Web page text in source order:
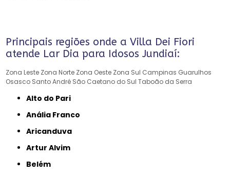
Principais regiões onde a Villa Dei Fiori
atende Lar Dia para Idosos Jundiaí:
Zona Leste Zona Norte Zona Oeste Zona Sul Campinas Guarulhos
Osasco Santo André São Caetano do Sul Taboão da Serra
Alto do Pari
Anália Franco
Aricanduva
Artur Alvim
Belém